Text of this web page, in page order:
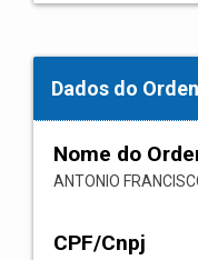
Dados do
Nome do
ANTONIO
CPF/Cnpj